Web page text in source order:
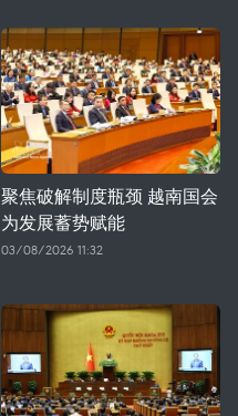
聚焦破解制度瓶颈 越南国会
为发展蓄势赋能
03/08/2026 11:32